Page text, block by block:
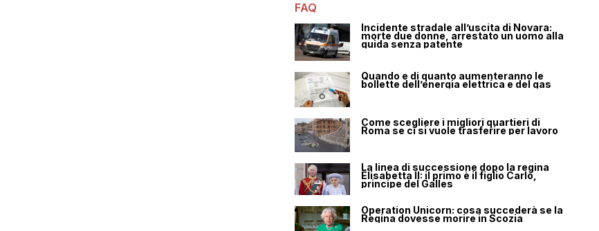
FAQ
Incidente stradale all’uscita di Novara:
morte due donne, arrestato un uomo alla
guida senza patente
Quando e di quanto aumenteranno le
bollette dell’energia elettrica e del gas
Come scegliere i migliori quartieri di
Roma se ci si vuole trasferire per lavoro
La linea di successione dopo la regina
Elisabetta II: il primo è il figlio Carlo,
principe del Galles
Operation Unicorn: cosa succederà se la
Regina dovesse morire in Scozia